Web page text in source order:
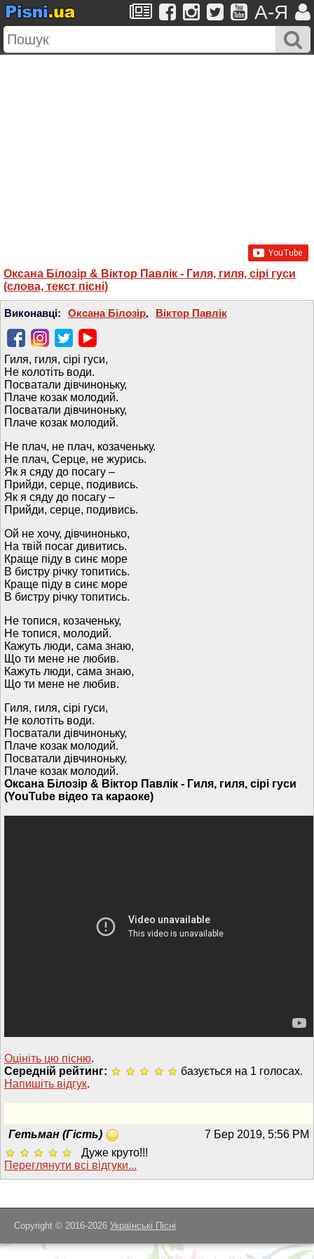
A-Я
Оксана Білозір & Віктор Павлік - Гиля, гиля, сiрi гуси
(слова, текст пісні)
Виконавці: Оксана Білозір, Віктор Павлік
Гиля, гиля, сірі гуси,
Не колотіть води.
Посватали дівчиноньку,
Плаче козак молодий.
Посватали дівчиноньку,
Плаче козак молодий.
Не плач, не плач, козаченьку.
Не плач, Серце, не журись.
Як я сяду до посагу –
Прийди, серце, подивись.
Як я сяду до посагу –
Прийди, серце, подивись.
Ой не хочу, дівчинонько,
На твій посаг дивитись.
Краще піду в синє море
В бистру річку топитись.
Краще піду в синє море
В бистру річку топитись.
Не топися, козаченьку,
Не топися, молодий.
Кажуть люди, сама знаю,
Що ти мене не любив.
Кажуть люди, сама знаю,
Що ти мене не любив.
Гиля, гиля, сірі гуси,
Не колотіть води.
Посватали дівчиноньку,
Плаче козак молодий.
Посватали дівчиноньку,
Плаче козак молодий.
Оксана Білозір & Віктор Павлік - Гиля, гиля, сiрi гуси
(YouTube відео та караоке)
Оцініть цю пісню.
Середній рейтинг:
базується на 1 голосах.
Напишiть вiдгук.
7 Бер 2019, 5:56 PM
Гетьман (Гість)
Дуже круто!!!
Переглянути всi вiдгуки...
Copyright © 2016-2026 Українські Пісні